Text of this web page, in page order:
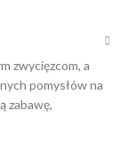
zwycięzcom, a
pomysłów na
zabawę,